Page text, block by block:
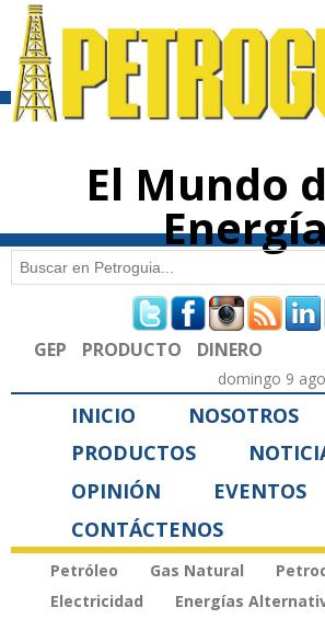
contenido
El Mundo
Formulario de
Buscar
GEP PRODUCTO DINERO
domingo 9
INICIO NOSOTROS
PRODUCTOS
OPINIÓN
EVENTOS
CONTÁCTENOS
Petróleo Gas Natural
Electricidad
Energías